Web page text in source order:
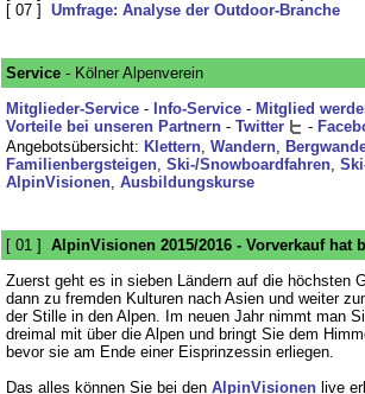
[ 07 ] Umfrage: Analyse der Outdoor-Branche
Service- Kölner Alpenverein
Mitglieder-Service- Info-Service- Mitglied
Vorteile bei unseren Partnern- Twitter -
Angebotsübersicht: Klettern, Wandern,
Familienbergsteigen, Ski-/Snowboardfahren,
AlpinVisionen, Ausbildungskurse
[ 01 ] AlpinVisionen 2015/2016 - Vorverkauf hat
Zuerst geht es in sieben Ländern auf die höchsten
dann zu fremden Kulturen nach Asien und weiter
der Stille in den Alpen. Im neuen Jahr nimmt man
dreimal mit über die Alpen und bringt Sie dem
bevor sie am Ende einer Eisprinzessin erliegen.
Das alles können Sie bei den AlpinVisionenlive